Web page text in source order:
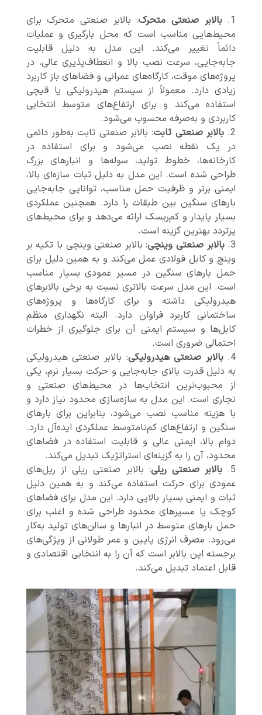
بالابر صنعتی متحرک: بالابر صنعتی متحرک برای
محیط‌هایی مناسب است که محل بارگیری و عملیات
دائماً تغییر می‌کند. این مدل به دلیل قابلیت
جابه‌جایی، سرعت نصب بالا و انعطاف‌پذیری عالی، در
پروژه‌های موقت، کارگاه‌های عمرانی و فضاهای باز کاربرد
زیادی دارد. معمولاً از سیستم هیدرولیکی یا قیچی
استفاده می‌کند و برای ارتفاع‌های متوسط انتخابی
کاربردی و به‌صرفه محسوب می‌شود.
بالابر صنعتی ثابت: بالابر صنعتی ثابت به‌طور دائمی
در یک نقطه نصب می‌شود و برای استفاده در
کارخانه‌ها، خطوط تولید، سوله‌ها و انبارهای بزرگ
طراحی شده است. این مدل به دلیل ثبات سازه‌ای بالا،
ایمنی برتر و ظرفیت حمل مناسب، توانایی جابه‌جایی
بارهای سنگین بین طبقات را دارد. همچنین عملکردی
بسیار پایدار و کم‌ریسک ارائه می‌دهد و برای محیط‌های
پرتردد بهترین گزینه است.
بالابر صنعتی وینچی: بالابر صنعتی وینچی با تکیه بر
وینچ و کابل فولادی عمل می‌کند و به همین دلیل برای
حمل بارهای سنگین در مسیر عمودی بسیار مناسب
است. این مدل سرعت بالاتری نسبت به برخی بالابرهای
هیدرولیکی داشته و برای کارگاه‌ها و پروژه‌های
ساختمانی کاربرد فراوان دارد. البته نگهداری منظم
کابل‌ها و سیستم ایمنی آن برای جلوگیری از خطرات
احتمالی ضروری است.
بالابر صنعتی هیدرولیکی: بالابر صنعتی هیدرولیکی
به دلیل قدرت بالای جابه‌جایی و حرکت بسیار نرم، یکی
از محبوب‌ترین انتخاب‌ها در محیط‌های صنعتی و
تجاری است. این مدل به سازه‌سازی محدود نیاز دارد و
با هزینه مناسب نصب می‌شود، بنابراین برای بارهای
سنگین و ارتفاع‌های کم‌تا‌متوسط عملکردی ایده‌آل دارد.
دوام بالا، ایمنی عالی و قابلیت استفاده در فضاهای
محدود، آن را به گزینه‌ای استراتژیک تبدیل می‌کند.
بالابر صنعتی ریلی: بالابر صنعتی ریلی از ریل‌های
عمودی برای حرکت استفاده می‌کند و به همین دلیل
ثبات و ایمنی بسیار بالایی دارد. این مدل برای فضاهای
کوچک یا مسیرهای محدود طراحی شده و اغلب برای
حمل بارهای متوسط در انبارها و سالن‌های تولید به‌کار
می‌رود. مصرف انرژی پایین و عمر طولانی از ویژگی‌های
برجسته این بالابر است که آن را به انتخابی اقتصادی و
قابل اعتماد تبدیل می‌کند.